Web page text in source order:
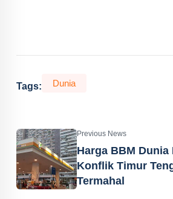
Tags: Dunia
Previous News
Harga BBM
Konflik Timur
Termahal